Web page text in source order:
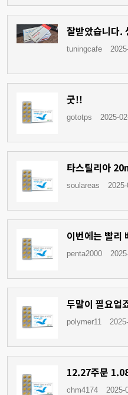
잘받았습니다.
tuningcafe
굿!!
gototps 2025-
타스틸리아
soulareas
이번에는 빨리
penta2000
두말이 필요업
polymer11
12.27주문
chm4174 2025-